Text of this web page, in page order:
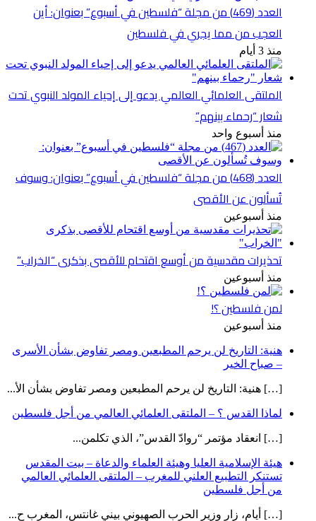
العدد (469) من مجلة “فلسطين في أسبوع” بعنوان: أين
العجب من مما يجري في فلسطين
منذ 3 أيام
الملتقى العلمائي العالمي يدعو إلى إحياء المولد النبوي تحت
شعار “رحماء بينهم”
منذ أسبوع واحد
العدد (468) من مجلة “فلسطين في أسبوع” بعنوان: وسوف
تُسألون عن الأقصى
منذ أسبوعين
تحذيرات مقدسية من أوسع اقتحام للأقصى بذكرى “الخراب”
منذ أسبوعين
لمن فلسطين ؟!
منذ أسبوعين
هنية: التاريخ لن يرحم المطبعين ومصر تفاوض بشأن الأسرى
– صباح الخير
[…] هنية: التاريخ لن يرحم المطبعين ومصر تفاوض بشأن الأ...
لماذا القدس ؟ – الملتقى العلمائي العالمي من أجل فلسطين
[…] انعقاد مؤتمر “روادّ القدس”، الذي تكلمن...
هيئة الإسلامية العليا وهيئة العلماء والدعاة – بيت المقدس
تستنكر التطبيع العلني للمغرب – الملتقى العلمائي العالمي
من أجل فلسطين
[…] أيام، زار وزير الحرب الصهيوني بيني غانتس، المغرب ح...